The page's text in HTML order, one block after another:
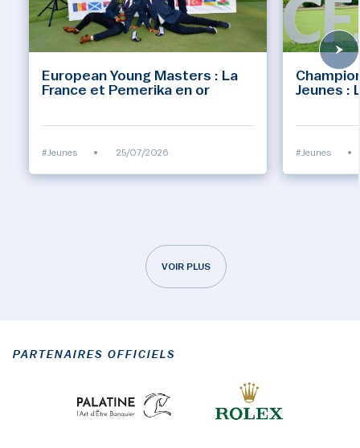
European Young Masters : La
France et Pemerika en or
#Jeunes • 25/07/2026
Jeunes :
#Jeunes •
VOIR PLUS
PARTENAIRES OFFICIELS